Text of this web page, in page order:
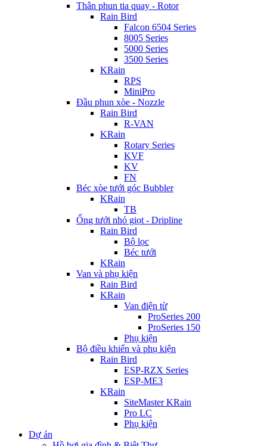
Thân phun tia quay - Rotor
Rain Bird
Falcon 6504 Series
8005 Series
5000 Series
3500 Series
KRain
RPS
MiniPro
Đầu phun xòe - Nozzle
Rain Bird
R-VAN
KRain
Rotary Series
KVF
KV
FN
Béc xòe tưới góc Bubbler
KRain
TB
Ống tưới nhỏ giọt - Dripline
Rain Bird
Bộ lọc
Béc tưới
KRain
Van và phụ kiện
Rain Bird
KRain
Van điện từ
ProSeries 200
ProSeries 150
Phụ kiện
Bộ điều khiển và phụ kiện
Rain Bird
ESP-RZX Series
ESP-ME3
KRain
SiteMaster KRain
Pro LC
Phụ kiện
Dự án